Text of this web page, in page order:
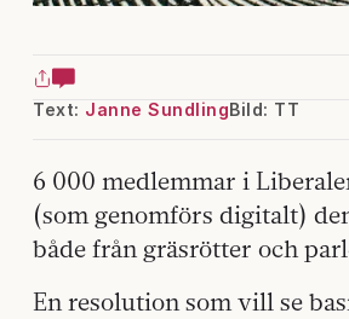
Text: Janne SundlingBild: TT
6 000 medlemmar i
(som genomförs digitalt)
både från gräsrötter och
En resolution som vill se